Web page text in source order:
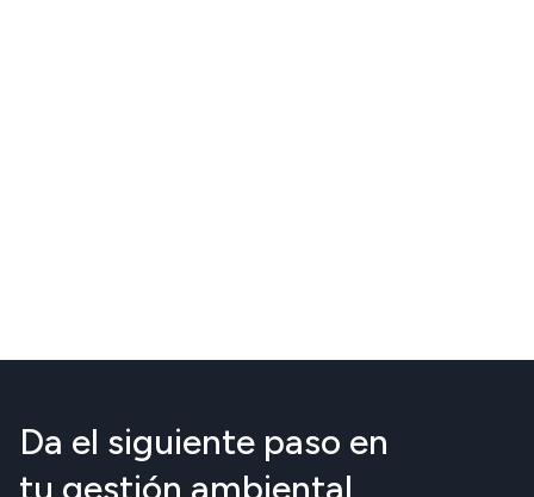
Da el siguiente paso en